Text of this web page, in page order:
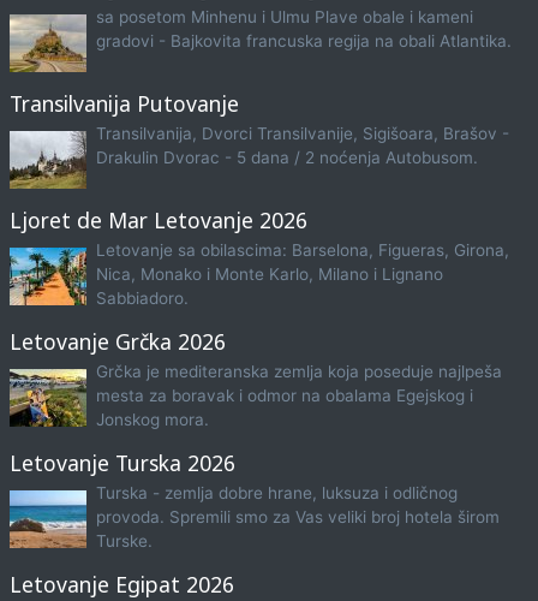
sa posetom Minhenu i Ulmu Plave obale i kameni
gradovi - Bajkovita francuska regija na obali Atlantika.
Transilvanija Putovanje
Transilvanija, Dvorci Transilvanije, Sigišoara, Brašov -
Drakulin Dvorac - 5 dana / 2 noćenja Autobusom.
Ljoret de Mar Letovanje 2026
Letovanje sa obilascima: Barselona, Figueras, Girona,
Nica, Monako i Monte Karlo, Milano i Lignano
Sabbiadoro.
Letovanje Grčka 2026
Grčka je mediteranska zemlja koja poseduje najlpeša
mesta za boravak i odmor na obalama Egejskog i
Jonskog mora.
Letovanje Turska 2026
Turska - zemlja dobre hrane, luksuza i odličnog
provoda. Spremili smo za Vas veliki broj hotela širom
Turske.
Letovanje Egipat 2026